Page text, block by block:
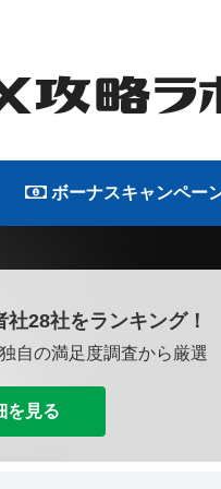
ボーナスキャンペー
28社をランキング！
自の満足度調査から厳選
を見る